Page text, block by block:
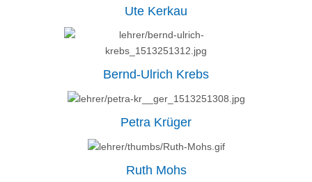
Ute Kerkau
Bernd-Ulrich Krebs
Petra Krüger
Ruth Mohs